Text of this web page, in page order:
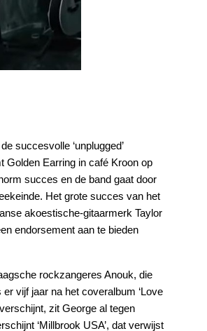
succesvolle ‘unplugged’
Golden Earring in café Kroon op
succes en de band gaat door
Het grote succes van het
akoestische-gitaarmerk Taylor
endorsement aan te bieden
rockzangeres Anouk, die
er vijf jaar na het coveralbum ‘Love
zit George al tegen
‘Millbrook USA’, dat verwijst